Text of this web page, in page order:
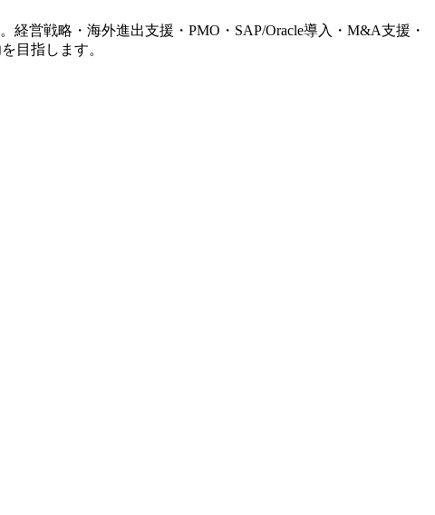
営戦略・海外進出支援・PMO・SAP/Oracle導入・M&A支援・
目指します。